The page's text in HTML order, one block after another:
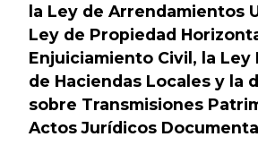
la Ley de Arrendamientos
Ley de Propiedad
Enjuiciamiento Civil, la Ley
de Haciendas Locales y la
sobre Transmisiones
Actos Jurídicos